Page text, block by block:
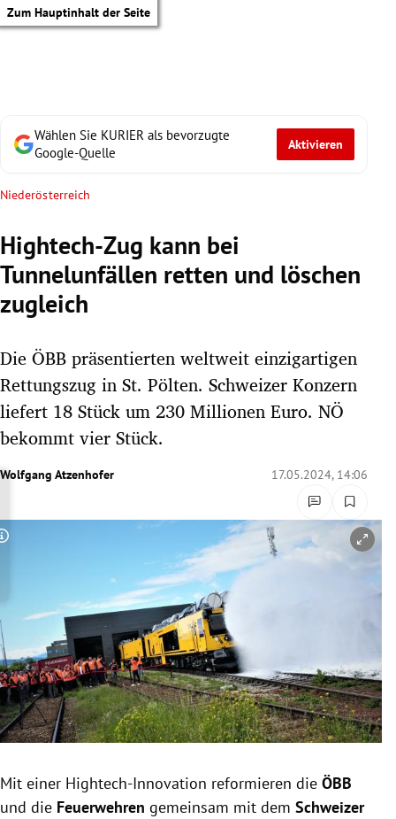
Zum Hauptinhalt der Seite
Untermenü
Untermenü
Untermenü
Untermenü
Untermenü
Untermenü
Wählen Sie KURIER als bevorzugte
Google-Quelle
Aktivieren
Niederösterreich
Hightech-Zug kann bei
Tunnelunfällen retten und löschen
zugleich
Die ÖBB präsentierten weltweit einzigartigen
Rettungszug in St. Pölten. Schweizer Konzern
liefert 18 Stück um 230 Millionen Euro. NÖ
bekommt vier Stück.
Wolfgang Atzenhofer 17.05.2024, 14:06
Copyright-Hinweis öffnen/schließen
Mit einer Hightech-Innovation reformieren die ÖBB
und die Feuerwehren gemeinsam mit dem Schweizer